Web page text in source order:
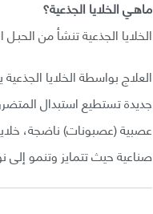
ماهـي الخلايا الجذعية؟
الخلايا الجذعية تنشأ من
العلاج بواسطة الخلايا
جديدة تستطيع استبدال
عصبية (عصبونات) ناضجة،
صناعية حيث تتمايز وتنمو إلى